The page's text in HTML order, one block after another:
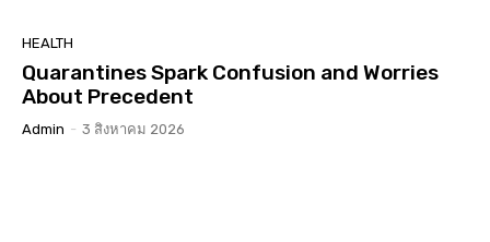
HEALTH
Quarantines Spark Confusion and Worries
About Precedent
Admin - 3 สิงหาคม 2026